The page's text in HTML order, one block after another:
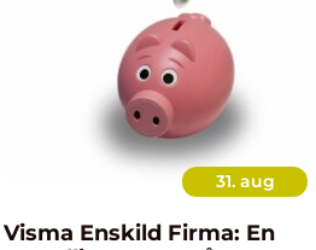
31. aug
Visma Enskild Firma: En